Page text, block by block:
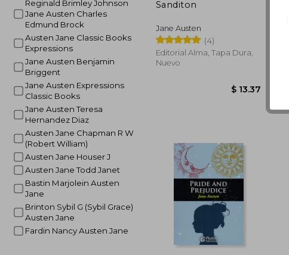
Reginald Brimley Johnson
Jane Austen Charles
Edmund Brock
Austen Jane Classic Books
Expressions
Jane Austen Benjamin
Briggent
Jane Austen Expressions
Classic Books
Jane Austen Teresa
Hernandez Diaz
Austen Jane Chapman R W
(Robert William)
Austen Jane Houser J
Austen Jane Todd Janet
Bastin Marjolein Austen
Jane
Brinton Sybil G (Sybil Grace)
Austen Jane
Fardin Nancy Austen Jane
Sanditon
Jane Austen
(4)
Editorial Alma, Tapa Dura,
Nuevo